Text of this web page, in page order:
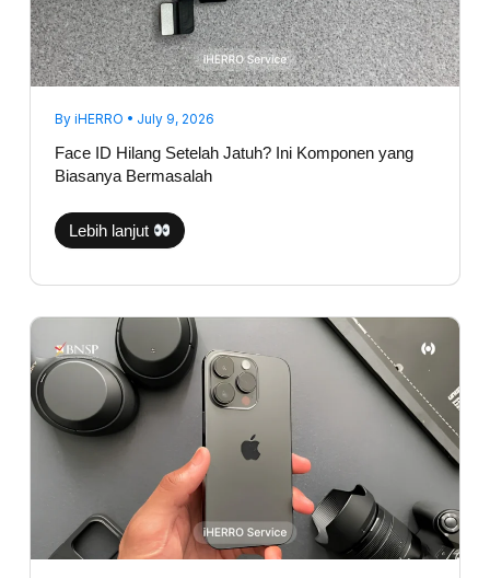
By iHERRO • July 9, 2026
Face ID Hilang Setelah Jatuh? Ini Komponen yang
Biasanya Bermasalah
Lebih lanjut
Kamera
iPhone
Bergetar
Saat
Dibuka?
Jadi
Bukan
Karena